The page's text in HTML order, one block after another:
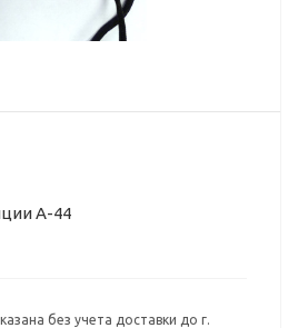
А-44
без учета доставки до г.